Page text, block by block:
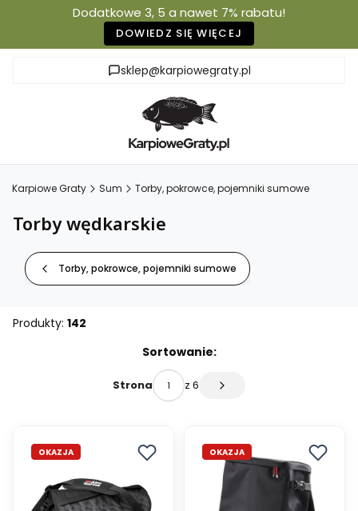
Dodatkowe 3, 5 a nawet 7% rabatu!
DOWIEDZ SIĘ WIĘCEJ
sklep@karpiowegraty.pl
Karpiowe Graty Sum Torby, pokrowce, pojemniki sumowe
Torby wędkarskie
Torby, pokrowce, pojemniki sumowe
Produkty: 142
Sortowanie:
Strona z 6 Następne produkty
OKAZJA OKAZJA